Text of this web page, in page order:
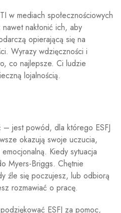
w mediach społecznościowych
nakłonić ich, aby
opierającą się na
Wyrazy wdzięczności i
co najlepsze. Ci ludzie
lojalnością.
– jest powód, dla którego ESFJ
okazują swoje uczucia,
Kiedy sytuacja
Myers-Briggs. Chętnie
źle się poczujesz, lub odbiorą
rozmawiać o pracę.
ESFJ za pomoc,